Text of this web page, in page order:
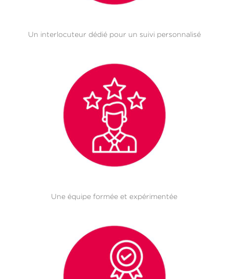
Un interlocuteur dédié pour un suivi personnalisé
Une équipe formée et expérimentée